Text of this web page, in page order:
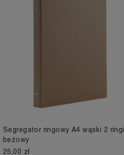
Segregator ringowy A4 wąski 2 ringi
beżowy
25,00 zł